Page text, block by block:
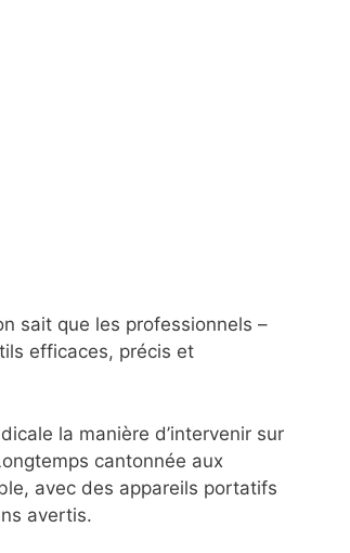
sait que les professionnels –
efficaces, précis et
la manière d’intervenir sur
cantonnée aux
avec des appareils portatifs
avertis.